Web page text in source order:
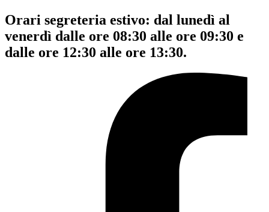
Orari segreteria estivo: dal lunedì al
venerdì dalle ore 08:30 alle ore 09:30 e
dalle ore 12:30 alle ore 13:30.